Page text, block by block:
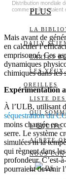
PLUS
LA
DAILY
CARTES
LES YEUX
OREILLES
LISTE
QUI
L’ÉQUIPE
ALERTE
NOUS
I DS
Distribution mondiale
comme si elles étaient
Mais avant de
en calculer
emprisonné. Ces
dynamiques
chimiques dans les
Expérimentation
À l’ULB, utilisant
séquestration du
moins chargée en
serre. Le système
simulées ni la
qui règnent dans
profondeur. C’est-
pourraient devenir